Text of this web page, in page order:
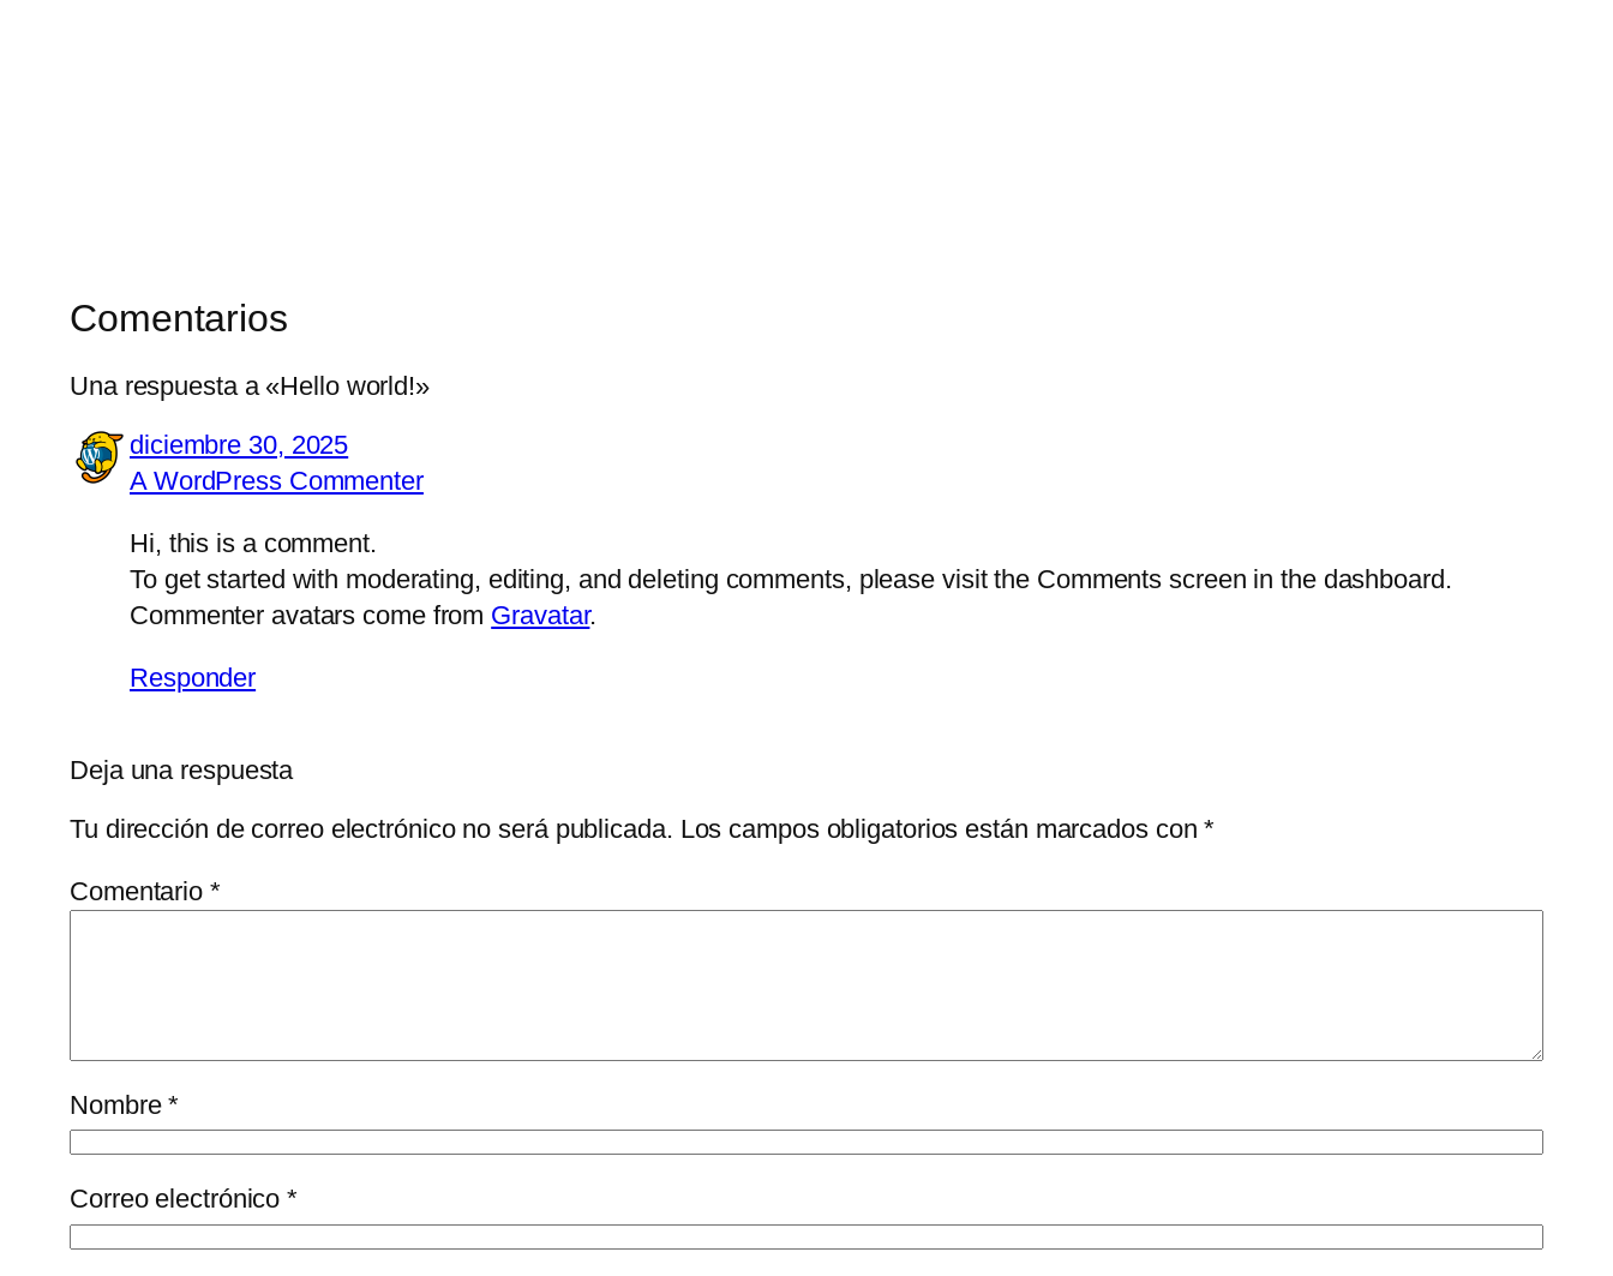
Comentarios
Una respuesta a «Hello world!»
diciembre 30, 2025
A WordPress Commenter
Hi, this is a comment.
To get started with moderating, editing, and deleting comments, please visit the Comments screen in the dashboard.
Commenter avatars come from Gravatar.
Responder
Deja una respuesta
Tu dirección de correo electrónico no será publicada. Los campos obligatorios están marcados con*
Comentario *
Nombre*
Correo electrónico*